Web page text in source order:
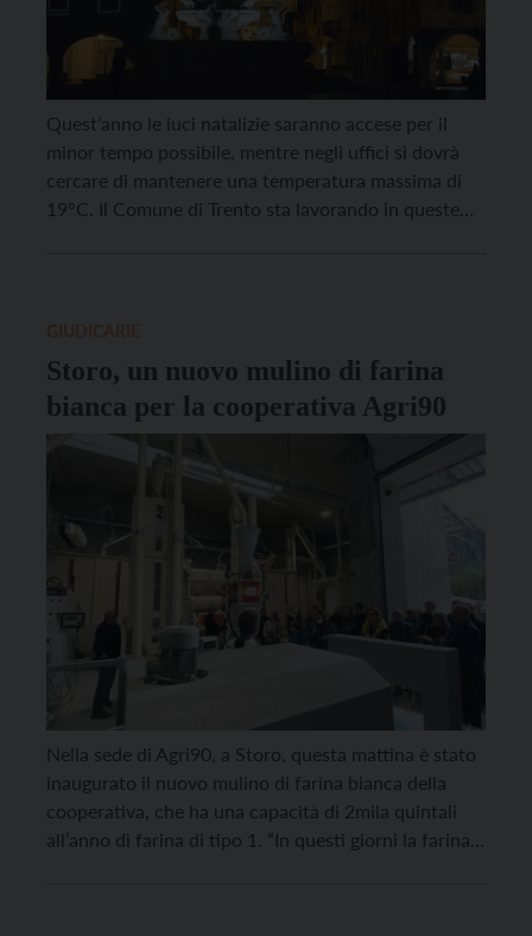
Quest’anno le luci natalizie saranno accese per il
minor tempo possibile, mentre negli uffici si dovrà
cercare di mantenere una temperatura massima di
19°C. Il Comune di Trento sta lavorando in queste
Storo, un nuovo mulino di farina
bianca per la cooperativa Agri90
Nella sede di Agri90, a Storo, questa mattina è stato
inaugurato il nuovo mulino di farina bianca della
cooperativa, che ha una capacità di 2mila quintali
all’anno di farina di tipo 1. “In questi giorni la farina